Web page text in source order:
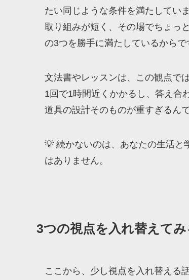
たい同じような条件を満たしてい
取り組みが短く、その場でちょっ
の3つを勝手に満たしているからで
文法書やレッスンは、この観点で
1回で1時間近くかかるし、答え合
道具の設計そのものが重すぎるんで
💡 続かないのは、あなたの生活と
はありません。
3つの視点を入れ替えてみ
ここから、少し視点を入れ替える